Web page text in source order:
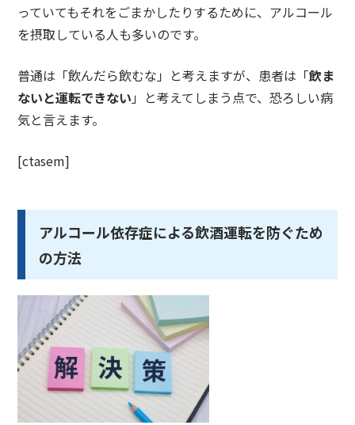
っていてもそれを ごまかしたりするために、アルコール
を摂取している人も多いのです。
普通は「飲んだら飲むな」と考えますが、患者は「飲ま
ないと運転できない 」と考えてしまう点で、恐ろしい病
気と言えます。
[ctasem]
アルコール依存症による飲酒運転を防ぐため
の方法